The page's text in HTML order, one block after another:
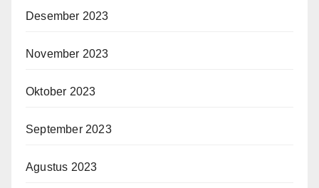
Desember 2023
November 2023
Oktober 2023
September 2023
Agustus 2023